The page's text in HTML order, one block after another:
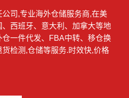
司,专业海外仓储服务商,在美
、西班牙、意大利、加拿大等地
一件代发、FBA中转、移仓换
检测,仓储等服务.时效快,价格